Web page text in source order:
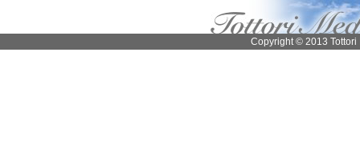
Copyright © 2013 Tottori